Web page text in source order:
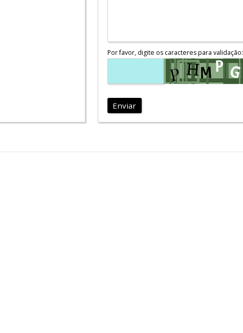
Por favor, digite os caracteres para validação:
Enviar